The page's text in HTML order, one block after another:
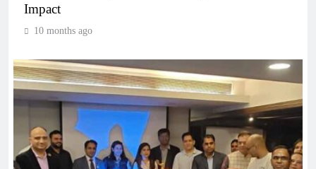
Impact
10 months ago